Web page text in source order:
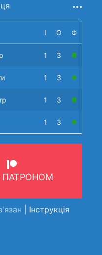
І О Ф
1 3
1 3
1 3
1 3
ПАТРОНОМ
| Інструкція